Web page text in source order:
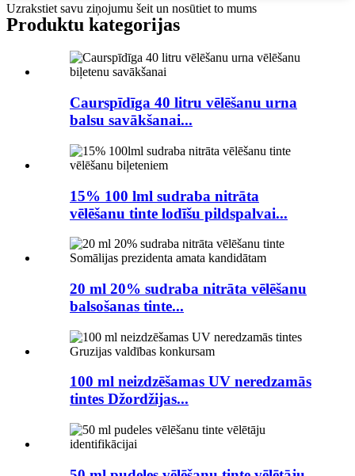
Uzrakstiet savu ziņojumu šeit un nosūtiet to mums
Produktu kategorijas
Caurspīdīga 40 litru vēlēšanu urna
balsu savākšanai...
15% 100 lml sudraba nitrāta
vēlēšanu tinte lodīšu pildspalvai...
20 ml 20% sudraba nitrāta vēlēšanu
balsošanas tinte...
100 ml neizdzēšamas UV neredzamās
tintes Džordžijas...